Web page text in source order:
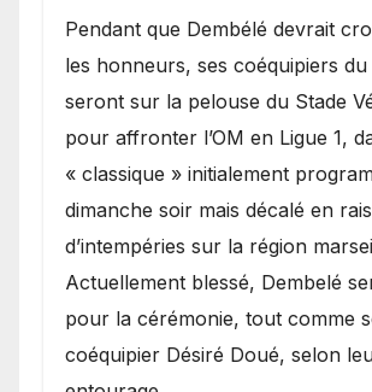
Pendant que Dembélé devrait
les honneurs, ses coéquipiers du
seront sur la pelouse du Stade
pour affronter l’OM en Ligue 1,
« classique » initialement
dimanche soir mais décalé en
d’intempéries sur la région
Actuellement blessé, Dembelé
pour la cérémonie, tout comme
coéquipier Désiré Doué, selon